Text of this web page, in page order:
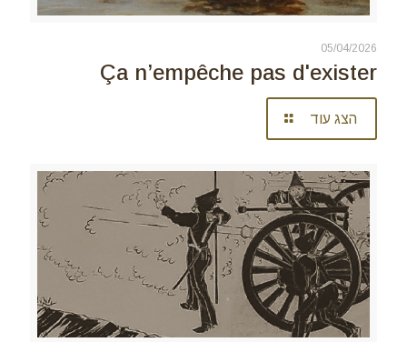
05/04/2026
Ça n’empêche pas d'exister
הצג עוד